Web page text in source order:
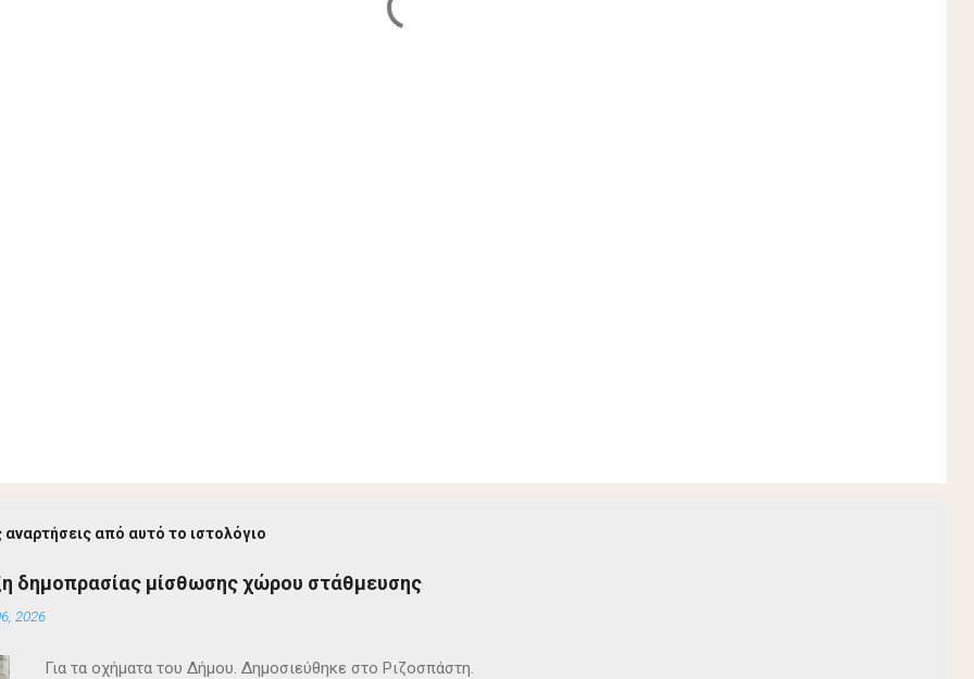
αναρτήσεις από αυτό το ιστολόγιο
δημοπρασίας μίσθωσης χώρου στάθμευσης
2026
Για τα οχήματα του Δήμου. Δημοσιεύθηκε στο Ριζοσπάστη.